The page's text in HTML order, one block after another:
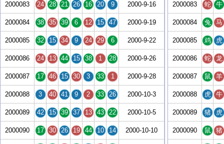
2000083 24 28 21 26 16 20 9 2000-9-16
2000084 38 35 39 6 12 15 47 2000-9-19
2000085 32 15 34 9 24 29 6 2000-9-22
2000086 24 13 44 15 38 1 28 2000-9-26
2000087 17 46 15 30 3 33 1 2000-9-28
2000088 3 40 41 9 2 33 26 2000-10-3
2000089 42 15 39 37 13 43 22 2000-10-5
2000090 17 30 26 19 44 10 14 2000-10-10
2000083 蛇 牛
2000084 兔 马
2000085 鸡 虎
2000086 蛇 龙
2000087 鼠 羊
2000088 虎 牛
2000089 猪 虎
2000090 鼠 猪